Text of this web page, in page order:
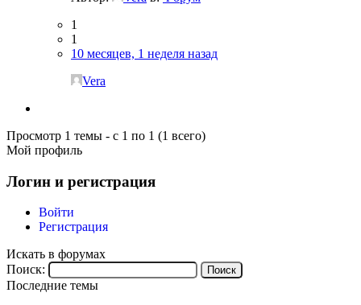
1
1
10 месяцев, 1 неделя назад
Vera
Просмотр 1 темы - с 1 по 1 (1 всего)
Мой профиль
Логин и регистрация
Войти
Регистрация
Искать в форумах
Поиск:
Последние темы